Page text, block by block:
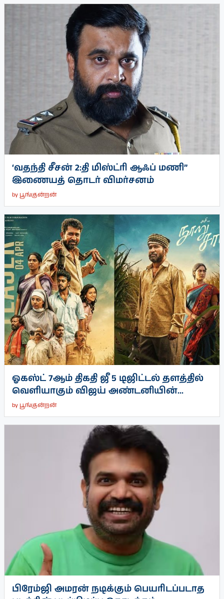
‘வதந்தி சீசன் 2:தி மிஸ்ட்ரி ஆஃப் மணி”
இணையத் தொடர் விமர்சனம்
byபூங்குன்றன்
ஓகஸ்ட் 7ஆம் திகதி ஜீ 5 டிஜிட்டல் தளத்தில்
வெளியாகும் விஜய் அண்டனியின்...
byபூங்குன்றன்
பிரேம்ஜி அமரன் நடிக்கும் பெயரிடப்படாத